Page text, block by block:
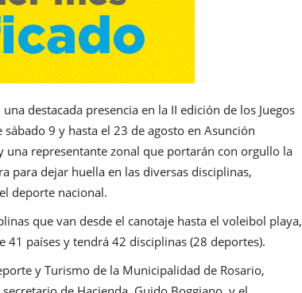
destacada presencia en la II edición de los Juegos
9 y hasta el 23 de agosto en Asunción
una representante zonal que portarán con orgullo la
para dejar huella en las diversas disciplinas,
deporte nacional.
que van desde el canotaje hasta el voleibol playa,
países y tendrá 42 disciplinas (28 deportes).
y Turismo de la Municipalidad de Rosario,